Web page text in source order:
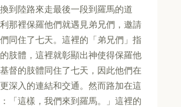
到陸路來走最後一段到羅馬的道
那裡保羅他們就遇見弟兄們，邀請
同住了七天。這裡的「弟兄們」指
肢體，這裡就彰顯出神使得保羅他
督的肢體同住了七天，因此他們在
深入的連結和交通。然而路加在這
「這樣，我們來到羅馬。」這裡的